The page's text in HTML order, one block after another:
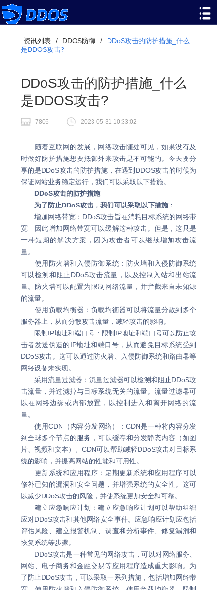
资讯列表 / DDOS防御 /
DDoS攻击的防护措施_什么
是DDOS攻击?
DDoS攻击的防护措施_什么
是DDOS攻击?
7806 2023-05-31 10:33:02
随着互联网的发展，网络攻击随处可见，如果没有及
时做好防护措施想要抵御外来攻击是不可能的。今天要分
享的是DDoS攻击的防护措施，在遇到DDOS攻击的时候为
保证网站业务稳定运行，我们可以采取以下措施。
DDoS攻击的防护措施
为了防止DDoS攻击，我们可以采取以下措施：
增加网络带宽：DDoS攻击旨在消耗目标系统的网络带
宽，因此增加网络带宽可以缓解这种攻击。但是，这只是
一种短期的解决方案，因为攻击者可以继续增加攻击流
量。
使用防火墙和入侵防御系统：防火墙和入侵防御系统
可以检测和阻止DDoS攻击流量，以及控制入站和出站流
量。防火墙可以配置为限制网络流量，并拦截来自未知源
的流量。
使用负载均衡器：负载均衡器可以将流量分散到多个
服务器上，从而分散攻击流量，减轻攻击的影响。
限制IP地址和端口号：限制IP地址和端口号可以防止攻
击者发送伪造的IP地址和端口号，从而避免目标系统受到
DDoS攻击。这可以通过防火墙、入侵防御系统和路由器等
网络设备来实现。
采用流量过滤器：流量过滤器可以检测和阻止DDoS攻
击流量，并过滤掉与目标系统无关的流量。流量过滤器可
以在网络边缘或内部放置，以控制进入和离开网络的流
量。
使用CDN（内容分发网络）：CDN是一种将内容分发
到全球多个节点的服务，可以缓存和分发静态内容（如图
片、视频和文本）。CDN可以帮助减轻DDoS攻击对目标系
统的影响，并提高网站的性能和可用性。
更新系统和应用程序：定期更新系统和应用程序可以
修补已知的漏洞和安全问题，并增强系统的安全性。这可
以减少DDoS攻击的风险，并使系统更加安全和可靠。
建立应急响应计划：建立应急响应计划可以帮助组织
应对DDoS攻击和其他网络安全事件。应急响应计划应包括
评估风险、建立报警机制、调查和分析事件、修复漏洞和
恢复系统等步骤。
DDoS攻击是一种常见的网络攻击，可以对网络服务、
网站、电子商务和金融交易等应用程序造成重大影响。为
了防止DDoS攻击，可以采取一系列措施，包括增加网络带